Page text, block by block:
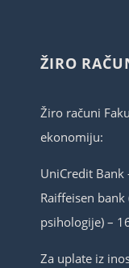
ŽIRO
Žiro računi
ekonomiju:
UniCredit
Raiffeisen
psihologije) –
Za uplate iz